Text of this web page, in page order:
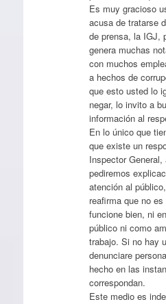
Es muy gracioso
acusa de tratarse
de prensa, la IGJ,
genera muchas
con muchos
a hechos de
que esto usted lo
negar, lo invito a
información al
En lo único que
que existe un
Inspector General,
pediremos
atención al
reafirma que no
funcione bien, ni
público ni como
trabajo. Si no hay
denunciare
hecho en las
correspondan.
Este medio es